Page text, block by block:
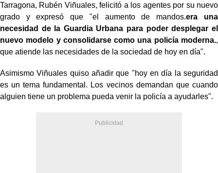
Tarragona, Rubén Viñuales, felicitó a los agentes por su nuevo
grado y expresó que "el aumento de mandos.era una
necesidad de la Guardia Urbana para poder desplegar el
nuevo modelo y consolidarse como una policía moderna.,
que atiende las necesidades de la sociedad de hoy en día".
Asimismo Viñuales quiso añadir que "hoy en día la seguridad
es un tema fundamental. Los vecinos demandan que cuando
alguien tiene un problema pueda venir la policía a ayudarles".